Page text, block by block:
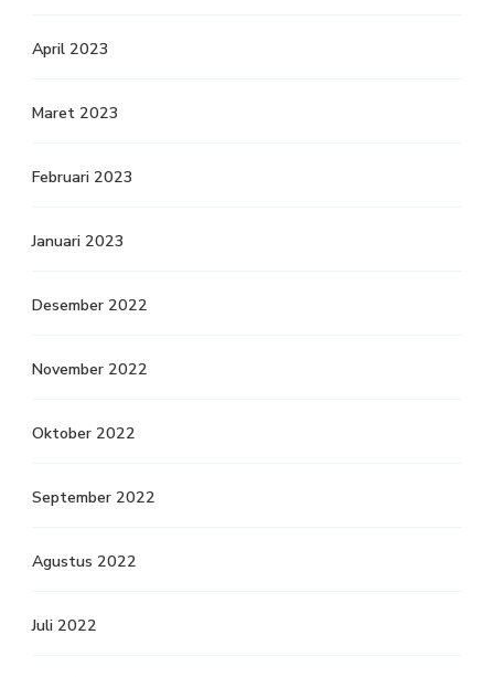
April 2023
Maret 2023
Februari 2023
Januari 2023
Desember 2022
November 2022
Oktober 2022
September 2022
Agustus 2022
Juli 2022